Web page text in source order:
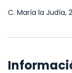
C. María la Judía, 2